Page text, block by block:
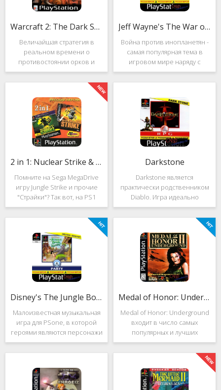
Warcraft 2: The Dark Saga
Величайшая стратегия в
реальном времени о
противостоянии орков и
людей. Warcraft 2: The Dark
Saga рассказывает
классическую историю, в
которой идёт битва за
королевство Азерот в мире
Средневековья с
Jeff Wayne's The War of the Worlds
Война против инопланетян -
самая популярная тема в
игровом мире наряду с
войнами против
террористов и зомби. Здесь
народы объединяются в
борьбе с врагом, Земля
рушится, но
2 in 1: Nuclear Strike & Soviet Strike
Помните на Sega MegaDrive
игру Jungle Strike и прочие
"Страйки"? Так вот, на PS1
данная серия продолжила
своё существование. Вышло
ещё 2 "Страйка", где мы всё
так же управляем вертолётом
и уничтожаем
Darkstone
Darkstone является
практически родственником
Diablo. Игра идеально
подойдёт для тех, кто ищет
альтернативу последнему.
Несмотря на то, что эти 2
игры создавались разными
людьми, Darkstone имеет
общие
Disney's The Jungle Book: Groove Party
Малоизвестная музыкальная
игра для PSone, в которой
героями являются персонажи
"Книги джунглей". Это не
платформер и не Action.
оригинален. Перед стартом
вы будете выбирать песню.
Medal of Honor: Underground
Medal of Honor: Underground
входит в число самых
популярных и лучших
шутеров от первого лица для
Sony Playstation. Эта игра
посвящена Второй мировой
войне. Вы будете играть за
девушку Менон. Являясь